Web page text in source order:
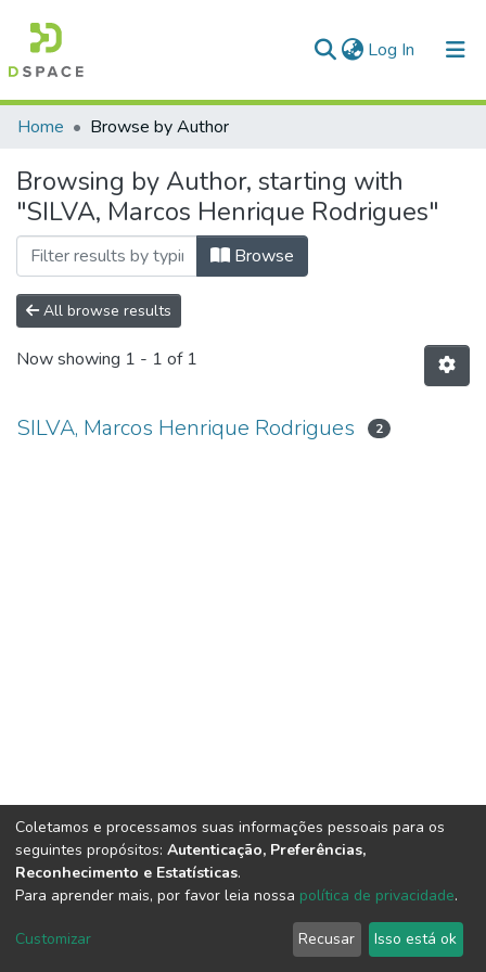
Log In (current)
Communities & Collections
All of DSpace
Home Browse by Author
Browsing by Author, starting with
"SILVA, Marcos Henrique Rodrigues"
Browse
All browse results
Now showing 1 - 1 of 1
SILVA, Marcos Henrique Rodrigues 2
DSpace software copyright © 2002-2026 LYRASIS
Cookie
End User
Agreement
Send
Feedback
Coletamos e processamos suas informações pessoais para os
seguintes propósitos: Autenticação, Preferências,
Reconhecimento e Estatísticas.
Para aprender mais, por favor leia nossa política de privacidade.
Customizar Recusar Isso está ok